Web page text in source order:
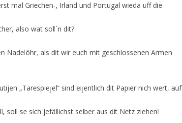
mal Griechen-, Irland und Portugal wieda uff die
also wat soll´n dit?
Nadelöhr, als dit wir euch mit geschlossenen Armen
„Tarespiejel“ sind eijentlich dit Papier nich wert, auf
soll se sich jefällichst selber aus dit Netz ziehen!